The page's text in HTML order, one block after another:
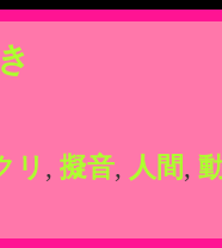
リ , 擬音, 人間,